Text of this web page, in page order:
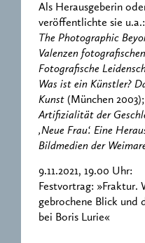
Als Herausgeberin
veröffentlichte sie u.a.:
The Photographic
Valenzen
Fotografische
Was ist ein Künstler?
Kunst (München 2003);
Artifizialität der
‚Neue Frau‘. Eine
Bildmedien der
9.11.2021, 19.00 Uhr:
Festvortrag: »Fraktur.
gebrochene Blick und
bei Boris Lurie«